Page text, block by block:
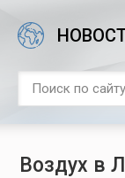
Воздух в